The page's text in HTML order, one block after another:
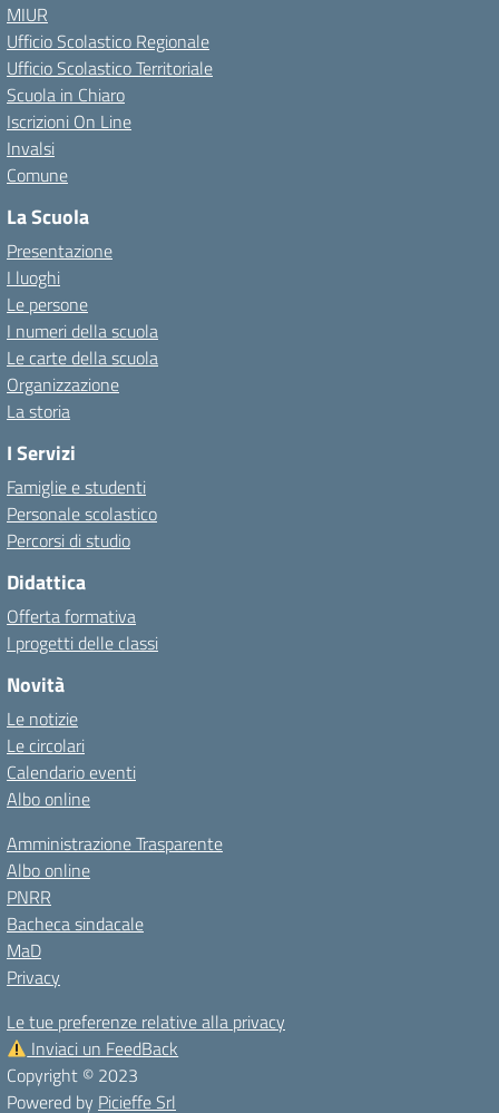
MIUR
Ufficio Scolastico Regionale
Ufficio Scolastico Territoriale
Scuola in Chiaro
Iscrizioni On Line
Invalsi
Comune
La Scuola
Presentazione
I luoghi
Le persone
I numeri della scuola
Le carte della scuola
Organizzazione
La storia
I Servizi
Famiglie e studenti
Personale scolastico
Percorsi di studio
Didattica
Offerta formativa
I progetti delle classi
Novità
Le notizie
Le circolari
Calendario eventi
Albo online
Amministrazione Trasparente
Albo online
PNRR
Bacheca sindacale
MaD
Privacy
Le tue preferenze relative alla privacy
Inviaci un FeedBack
Copyright © 2023
Powered by Picieffe Srl